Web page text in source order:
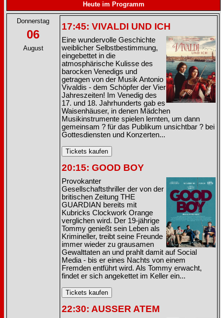
Heute im Programm
Donnerstag
06
August
17:45: VIVALDI UND ICH
Eine wundervolle Geschichte
weiblicher Selbstbestimmung,
eingebettet in die
atmosphärische Kulisse des
barocken Venedigs und
getragen von der Musik Antonio
Vivaldis - dem Schöpfer der Vier
Jahreszeiten! Im Venedig des
17. und 18. Jahrhunderts gab es
Waisenhäuser, in denen Mädchen
Musikinstrumente spielen lernten, um dann
gemeinsam ? für das Publikum unsichtbar ? bei
Gottesdiensten und Konzerten...
20:15: GOOD BOY
Provokanter
Gesellschaftsthriller der von der
britischen Zeitung THE
GUARDIAN bereits mit
Kubricks Clockwork Orange
verglichen wird. Der 19-jährige
Tommy genießt sein Leben als
Krimineller, treibt seine Freunde
immer wieder zu grausamen
Gewalttaten an und prahlt damit auf Social
Media - bis er eines Nachts von einem
Fremden entführt wird. Als Tommy erwacht,
findet er sich angekettet im Keller ein...
22:30: AUSSER ATEM